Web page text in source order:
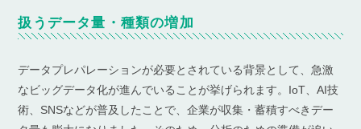
扱うデータ量・種類の増加
データプレパレーションが必要とされている背景として、急激
なビッグデータ化が進んでいることが挙げられます。IoT、AI技
術、SNSなどが普及したことで、企業が収集・蓄積すべきデー